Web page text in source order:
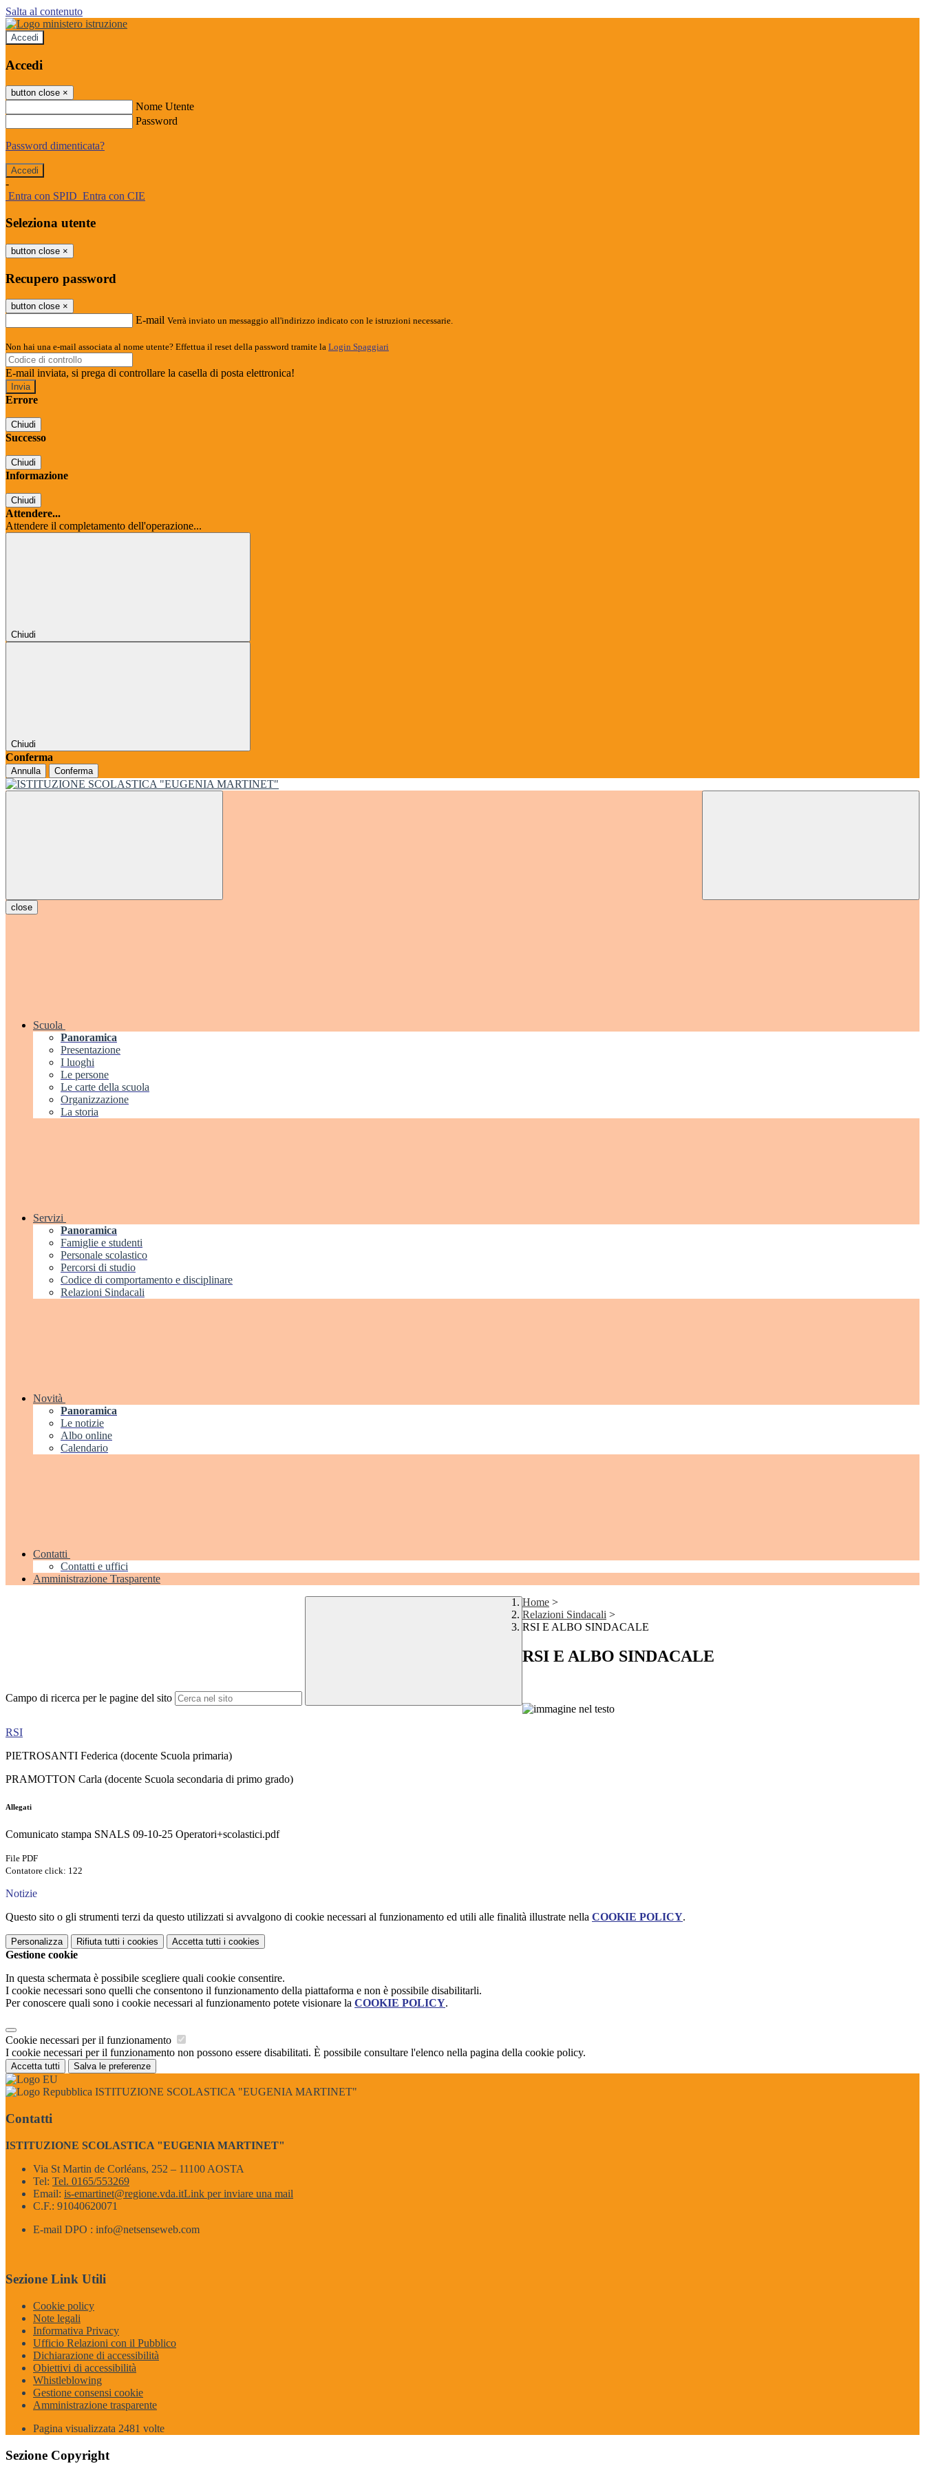
Salta al contenuto
Accedi
Accedi
button close ×
Nome Utente
Password
Password dimenticata?
-
Entra con SPID Entra con CIE
Seleziona utente
button close ×
Recupero password
button close ×
E-mail Verrà inviato un messaggio all'indirizzo indicato con le istruzioni necessarie.
Non hai una e-mail associata al nome utente? Effettua il reset della password tramite la Login Spaggiari
E-mail inviata, si prega di controllare la casella di posta elettronica!
Errore
Chiudi
Successo
Chiudi
Informazione
Chiudi
Attendere...
Attendere il completamento dell'operazione...
Chiudi
Chiudi
Conferma
Annulla Conferma
close
Scuola
Panoramica
Presentazione
I luoghi
Le persone
Le carte della scuola
Organizzazione
La storia
Servizi
Panoramica
Famiglie e studenti
Personale scolastico
Percorsi di studio
Codice di comportamento e disciplinare
Relazioni Sindacali
Novità
Panoramica
Le notizie
Albo online
Calendario
Contatti
Contatti e uffici
Amministrazione Trasparente
Campo di ricerca per le pagine del sito
Home >
Relazioni Sindacali >
RSI E ALBO SINDACALE
RSI E ALBO SINDACALE
RSI
PIETROSANTI Federica (docente Scuola primaria)
PRAMOTTON Carla (docente Scuola secondaria di primo grado)
Allegati
Comunicato stampa SNALS 09-10-25 Operatori+scolastici.pdf
File PDF
Contatore click: 122
Notizie
Questo sito o gli strumenti terzi da questo utilizzati si avvalgono di cookie necessari al funzionamento ed utili alle finalità illustrate nella COOKIE POLICY.
Personalizza Rifiuta tutti i cookies Accetta tutti i cookies
Gestione cookie
In questa schermata è possibile scegliere quali cookie consentire.
I cookie necessari sono quelli che consentono il funzionamento della piattaforma e non è possibile disabilitarli.
Per conoscere quali sono i cookie necessari al funzionamento potete visionare la COOKIE POLICY.
Cookie necessari per il funzionamento
I cookie necessari per il funzionamento non possono essere disabilitati. È possibile consultare l'elenco nella pagina della cookie policy.
Accetta tutti Salva le preferenze
ISTITUZIONE SCOLASTICA "EUGENIA MARTINET"
Contatti
ISTITUZIONE SCOLASTICA "EUGENIA MARTINET"
Via St Martin de Corléans, 252 – 11100 AOSTA
Tel: Tel. 0165/553269
Email: is-emartinet@regione.vda.itLink per inviare una mail
C.F.: 91040620071
E-mail DPO : info@netsenseweb.com
Sezione Link Utili
Cookie policy
Note legali
Informativa Privacy
Ufficio Relazioni con il Pubblico
Dichiarazione di accessibilità
Obiettivi di accessibilità
Whistleblowing
Gestione consensi cookie
Amministrazione trasparente
Pagina visualizzata 2481 volte
Sezione Copyright